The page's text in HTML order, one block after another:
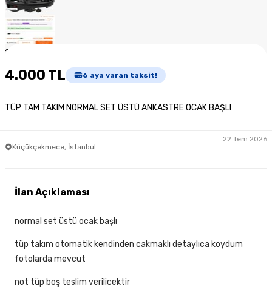
1
4.000 TL 6 aya varan taksit!
TÜP TAM TAKIM NORMAL SET ÜSTÜ ANKASTRE OCAK BAŞLI
Küçükçekmece, İstanbul
22 Tem 2026
İlan Açıklaması
normal set üstü ocak başlı
tüp takım otomatik kendinden cakmaklı detaylıca koydum
fotolarda mevcut
not tüp boş teslim verilicektir